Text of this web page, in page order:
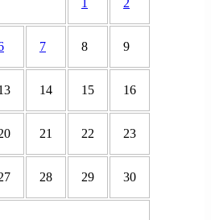
7 8 9
14 15 16
21 22 23
28 29 30